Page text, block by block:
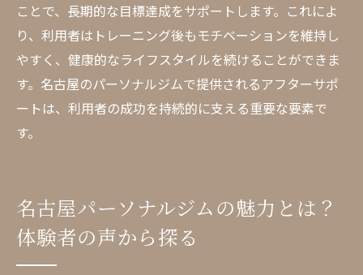
ことで、長期的な目標達成をサポートします。これによ
り、利用者はトレーニング後もモチベーションを維持し
やすく、健康的なライフスタイルを続けることができま
す。名古屋のパーソナルジムで提供されるアフターサポ
ートは、利用者の成功を持続的に支える重要な要素で
す。
名古屋パーソナルジムの魅力とは？
体験者の声から探る